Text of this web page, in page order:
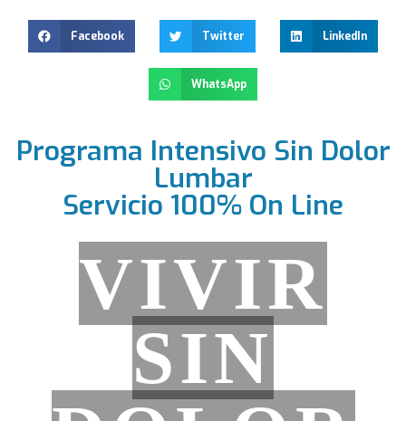
Facebook Twitter LinkedIn
WhatsApp
Programa Intensivo Sin Dolor
Lumbar
Servicio 100% On Line
VIVIR
SIN